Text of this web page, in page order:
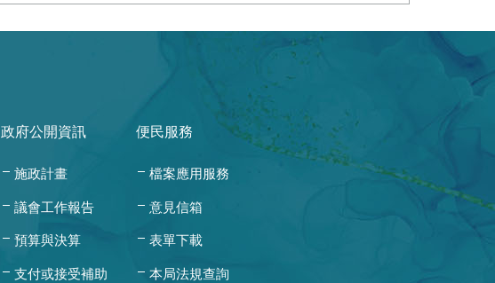
政府公開資訊
施政計畫
議會工作報告
預算與決算
支付或接受補助
便民服務
檔案應用服務
意見信箱
表單下載
本局法規查詢